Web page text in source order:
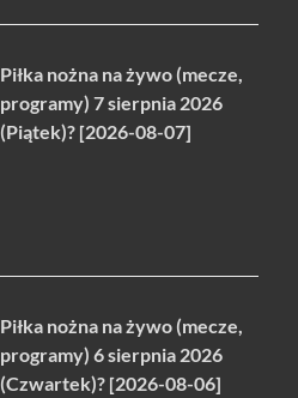
Piłka nożna na żywo (mecze,
programy) 7 sierpnia 2026
(Piątek)? [2026-08-07]
Piłka nożna na żywo (mecze,
programy) 6 sierpnia 2026
(Czwartek)? [2026-08-06]